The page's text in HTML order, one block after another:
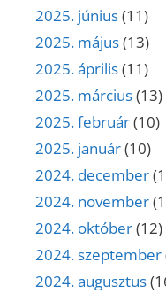
2025. június(11)
2025. május(13)
2025. április(11)
2025. március(13)
2025. február(10)
2025. január(10)
2024. december
2024. november
2024. október(12)
2024. szeptember
2024. augusztus